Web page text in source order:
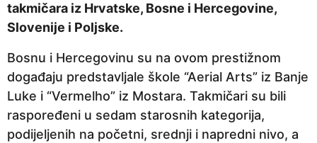
2
j
e
s
e
c
takmičara iz Hrvatske, Bosne i Hercegovine,
Slovenije i Poljske.
Bosnu i Hercegovinu su na ovom prestižnom
događaju predstavljale škole “Aerial Arts” iz Banje
Luke i “Vermelho” iz Mostara. Takmičari su bili
raspoređeni u sedam starosnih kategorija,
podijeljenih na početni, srednji i napredni nivo, a